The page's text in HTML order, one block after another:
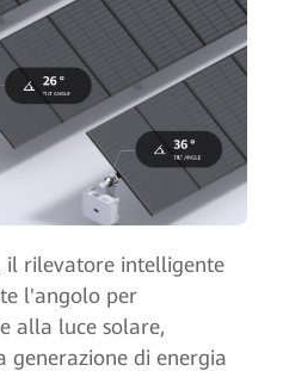
il rilevatore intelligente
l'angolo per
alla luce solare,
generazione di energia